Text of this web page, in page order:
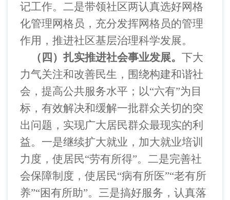
记工作。二是带领社区两认真选好网格
化管理网格员，充分发挥网格员的管理
作用，推进社区基层治理科学发展。
（四）扎实推进社会事业发展。下大
力气关注和改善民生，围绕构建和谐社
会，提高公共服务水平；以“六有”为目
标，有效解决和缓解一批群众关切的突
出问题，实现广大居民群众最现实的利
益。一是继续扩大就业，加大就业培训
力度，使居民“劳有所得”。二是完善社
会保障制度，使居民“病有所医”“老有所
养”“困有所助”。三是搞好服务，认真落